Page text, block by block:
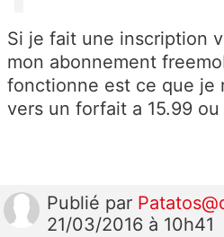
Si je fait une inscription
mon abonnement
fonctionne est ce que je
vers un forfait a 15.99 ou
Publié par
21/03/2016 à 10h41